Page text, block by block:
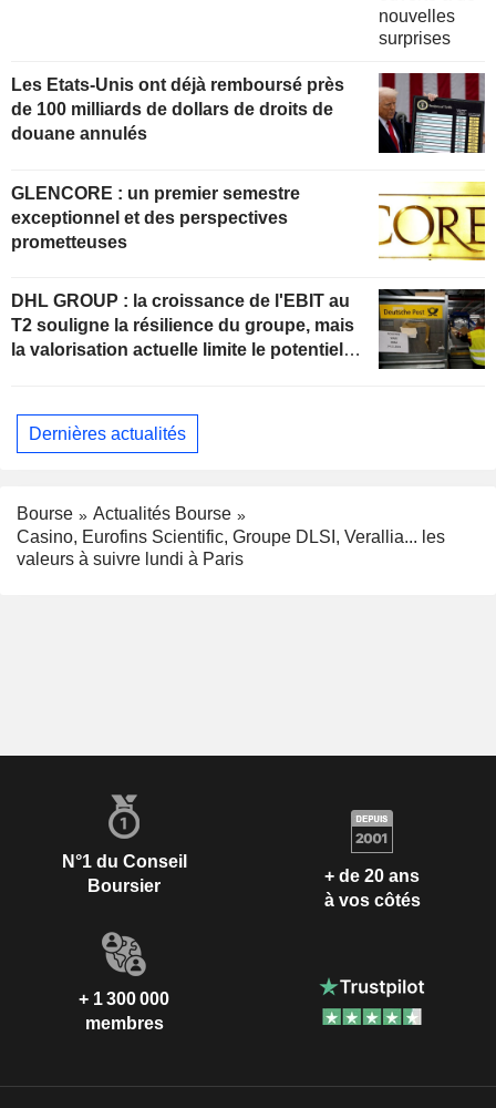
Les Etats-Unis ont déjà remboursé près
de 100 milliards de dollars de droits de
douane annulés
GLENCORE : un premier semestre
exceptionnel et des perspectives
prometteuses
DHL GROUP : la croissance de l'EBIT au
T2 souligne la résilience du groupe, mais
la valorisation actuelle limite le potentiel
Dernières actualités
Bourse
Actualités Bourse
Casino, Eurofins Scientific, Groupe DLSI, Verallia... les
valeurs à suivre lundi à Paris
N°1 du Conseil
Boursier
+ de 20 ans
à vos côtés
+ 1 300 000
membres